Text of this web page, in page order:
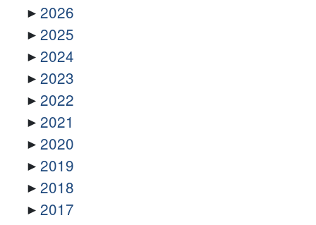
2026
2025
2024
2023
2022
2021
2020
2019
2018
2017